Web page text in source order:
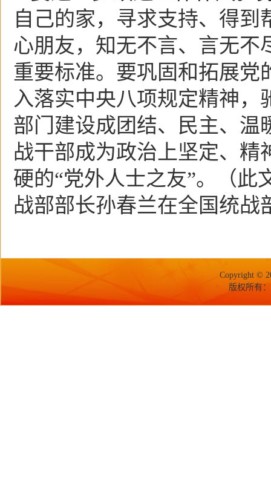
自己的家，寻求支持、得
心朋友，知无不言、言无不
重要标准。要巩固和拓展党
入落实中央八项规定精神，
部门建设成团结、民主、温
战干部成为政治上坚定、精
硬的“党外人士之友”。（此
战部部长孙春兰在全国统战
Copyright ©
版权所有